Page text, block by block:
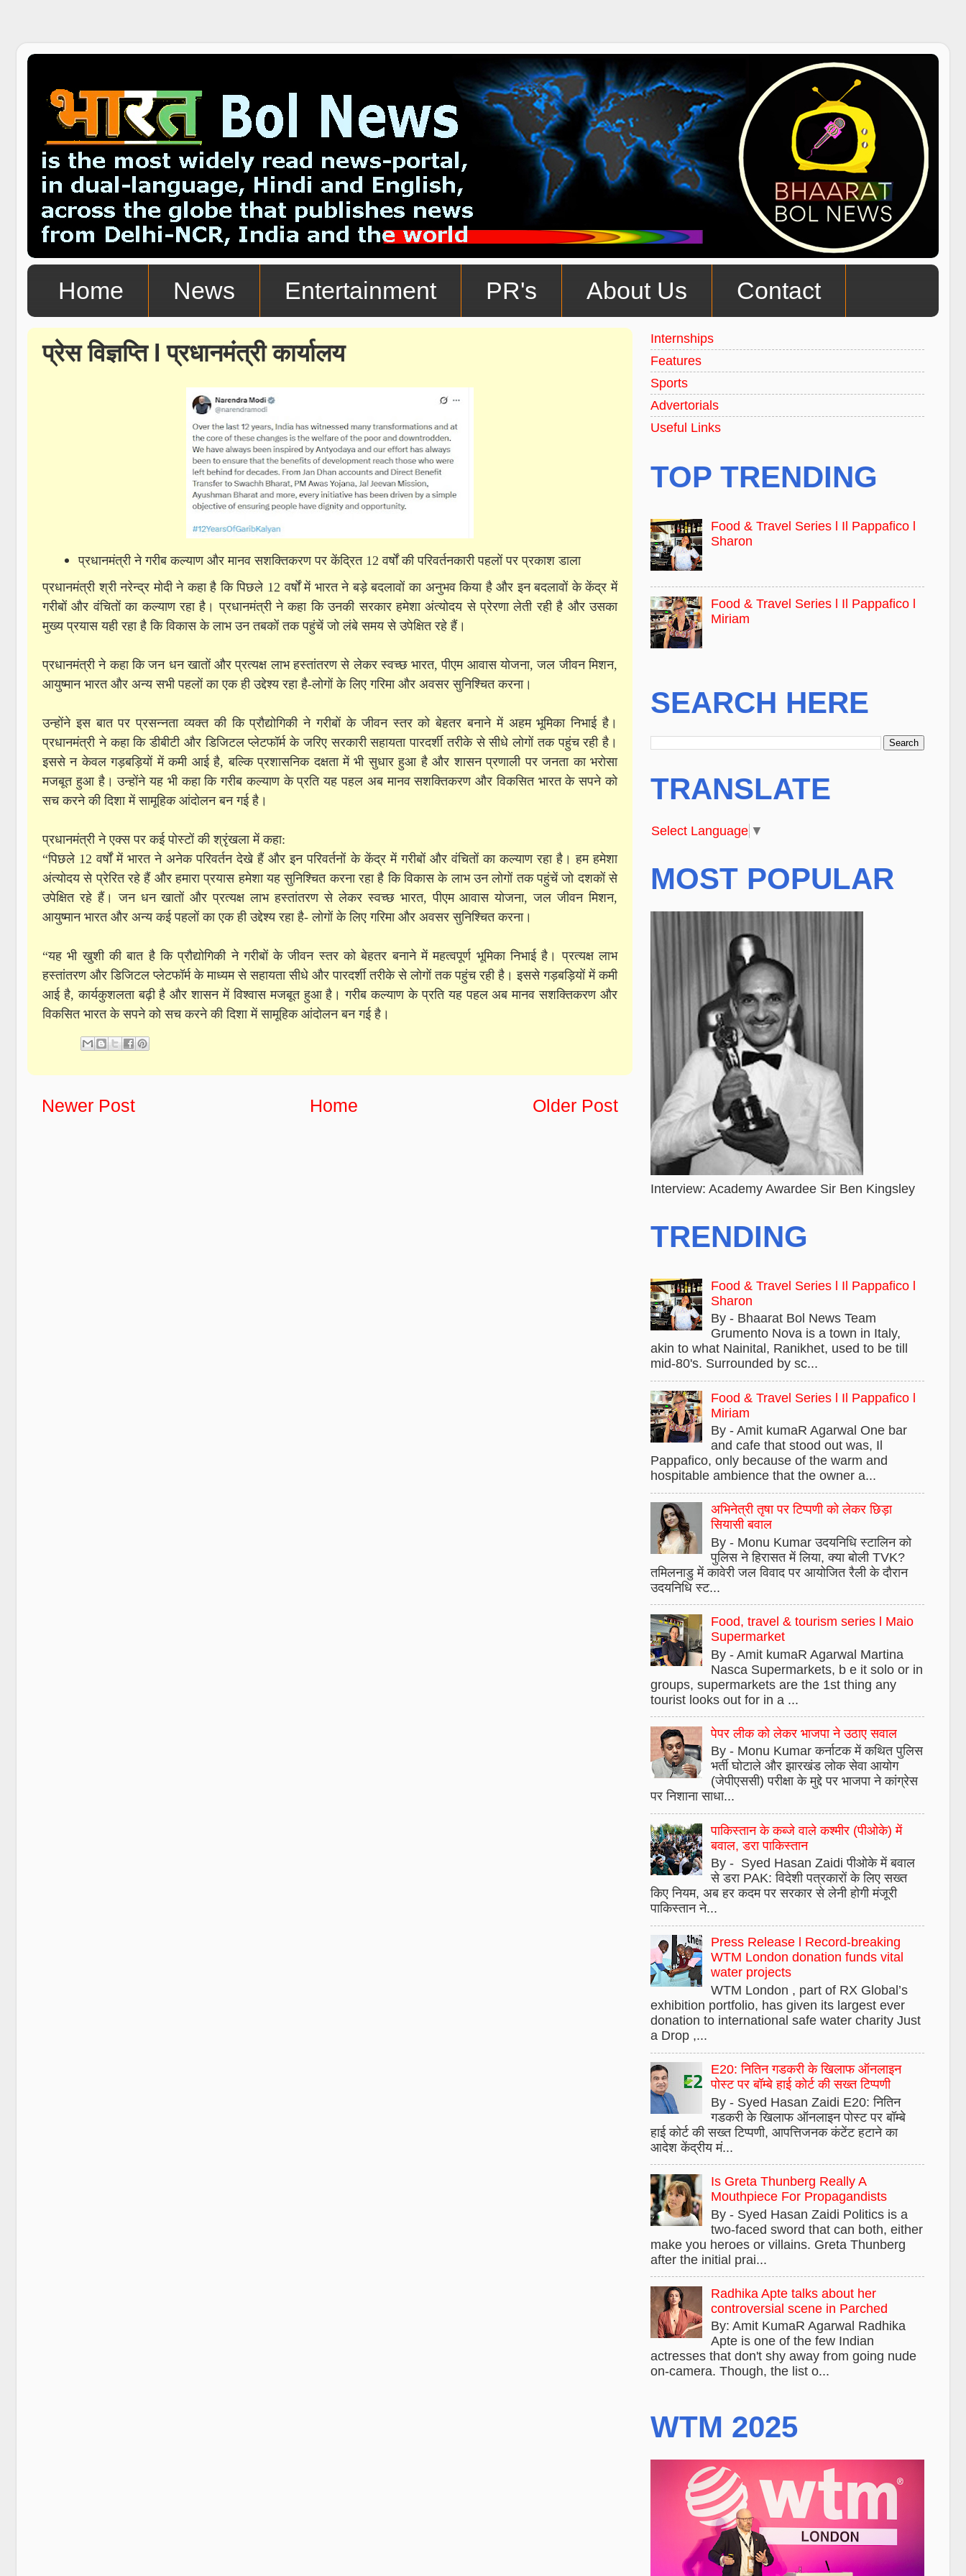
Home News Entertainment PR's About Us Contact
प्रेस विज्ञप्ति l प्रधानमंत्री कार्यालय
प्रधानमंत्री ने गरीब कल्याण और मानव सशक्तिकरण पर केंद्रित 12 वर्षों की परिवर्तनकारी पहलों पर प्रकाश डाला
प्रधानमंत्री श्री नरेन्द्र मोदी ने कहा है कि पिछले 12 वर्षों में भारत ने बड़े बदलावों का अनुभव किया है और इन बदलावों के केंद्र में
गरीबों और वंचितों का कल्याण रहा है। प्रधानमंत्री ने कहा कि उनकी सरकार हमेशा अंत्योदय से प्रेरणा लेती रही है और उसका
मुख्य प्रयास यही रहा है कि विकास के लाभ उन तबकों तक पहुंचें जो लंबे समय से उपेक्षित रहे हैं।
प्रधानमंत्री ने कहा कि जन धन खातों और प्रत्यक्ष लाभ हस्तांतरण से लेकर स्वच्छ भारत, पीएम आवास योजना, जल जीवन मिशन,
आयुष्मान भारत और अन्य सभी पहलों का एक ही उद्देश्य रहा है-लोगों के लिए गरिमा और अवसर सुनिश्चित करना।
उन्होंने इस बात पर प्रसन्नता व्यक्त की कि प्रौद्योगिकी ने गरीबों के जीवन स्तर को बेहतर बनाने में अहम भूमिका निभाई है।
प्रधानमंत्री ने कहा कि डीबीटी और डिजिटल प्लेटफॉर्म के जरिए सरकारी सहायता पारदर्शी तरीके से सीधे लोगों तक पहुंच रही है।
इससे न केवल गड़बड़ियों में कमी आई है, बल्कि प्रशासनिक दक्षता में भी सुधार हुआ है और शासन प्रणाली पर जनता का भरोसा
मजबूत हुआ है। उन्होंने यह भी कहा कि गरीब कल्याण के प्रति यह पहल अब मानव सशक्तिकरण और विकसित भारत के सपने को
सच करने की दिशा में सामूहिक आंदोलन बन गई है।
प्रधानमंत्री ने एक्‍स पर कई पोस्टों की श्रृंखला में कहा:
“पिछले 12 वर्षों में भारत ने अनेक परिवर्तन देखे हैं और इन परिवर्तनों के केंद्र में गरीबों और वंचितों का कल्याण रहा है। हम हमेशा
अंत्योदय से प्रेरित रहे हैं और हमारा प्रयास हमेशा यह सुनिश्चित करना रहा है कि विकास के लाभ उन लोगों तक पहुंचें जो दशकों से
उपेक्षित रहे हैं। जन धन खातों और प्रत्यक्ष लाभ हस्तांतरण से लेकर स्वच्छ भारत, पीएम आवास योजना, जल जीवन मिशन,
आयुष्मान भारत और अन्य कई पहलों का एक ही उद्देश्य रहा है- लोगों के लिए गरिमा और अवसर सुनिश्चित करना।
“यह भी खुशी की बात है कि प्रौद्योगिकी ने गरीबों के जीवन स्तर को बेहतर बनाने में महत्वपूर्ण भूमिका निभाई है। प्रत्यक्ष लाभ
हस्तांतरण और डिजिटल प्लेटफॉर्म के माध्यम से सहायता सीधे और पारदर्शी तरीके से लोगों तक पहुंच रही है। इससे गड़बड़ियों में कमी
आई है, कार्यकुशलता बढ़ी है और शासन में विश्वास मजबूत हुआ है। गरीब कल्याण के प्रति यह पहल अब मानव सशक्तिकरण और
विकसित भारत के सपने को सच करने की दिशा में सामूहिक आंदोलन बन गई है।
Newer Post Older Post
Home
Internships
Features
Sports
Advertorials
Useful Links
TOP TRENDING
Food & Travel Series l Il Pappafico l
Sharon
Food & Travel Series l Il Pappafico l
Miriam
SEARCH HERE
TRANSLATE
Select Language ▼
MOST POPULAR
Interview: Academy Awardee Sir Ben Kingsley
TRENDING
Food & Travel Series l Il Pappafico l
Sharon
By - Bhaarat Bol News Team
Grumento Nova is a town in Italy,
akin to what Nainital, Ranikhet, used to be till
mid-80's. Surrounded by sc...
Food & Travel Series l Il Pappafico l
Miriam
By - Amit kumaR Agarwal One bar
and cafe that stood out was, Il
Pappafico, only because of the warm and
hospitable ambience that the owner a...
अभिनेत्री तृषा पर टिप्पणी को लेकर छिड़ा
सियासी बवाल
By - Monu Kumar उदयनिधि स्टालिन को
पुलिस ने हिरासत में लिया, क्या बोली TVK?
तमिलनाडु में कावेरी जल विवाद पर आयोजित रैली के दौरान
उदयनिधि स्ट...
Food, travel & tourism series l Maio
Supermarket
By - Amit kumaR Agarwal Martina
Nasca Supermarkets, b e it solo or in
groups, supermarkets are the 1st thing any
tourist looks out for in a ...
पेपर लीक को लेकर भाजपा ने उठाए सवाल
By - Monu Kumar कर्नाटक में कथित पुलिस
भर्ती घोटाले और झारखंड लोक सेवा आयोग
(जेपीएससी) परीक्षा के मुद्दे पर भाजपा ने कांग्रेस
पर निशाना साधा...
पाकिस्तान के कब्जे वाले कश्मीर (पीओके) में
बवाल, डरा पाकिस्तान
By - Syed Hasan Zaidi पीओके में बवाल
से डरा PAK: विदेशी पत्रकारों के लिए सख्त
किए नियम, अब हर कदम पर सरकार से लेनी होगी मंजूरी
पाकिस्तान ने...
Press Release l Record-breaking
WTM London donation funds vital
water projects
WTM London , part of RX Global’s
exhibition portfolio, has given its largest ever
donation to international safe water charity Just
a Drop ,...
E20: नितिन गडकरी के खिलाफ ऑनलाइन
पोस्ट पर बॉम्बे हाई कोर्ट की सख्त टिप्पणी
By - Syed Hasan Zaidi E20: नितिन
गडकरी के खिलाफ ऑनलाइन पोस्ट पर बॉम्बे
हाई कोर्ट की सख्त टिप्पणी, आपत्तिजनक कंटेंट हटाने का
आदेश केंद्रीय मं...
Is Greta Thunberg Really A
Mouthpiece For Propagandists
By - Syed Hasan Zaidi Politics is a
two-faced sword that can both, either
make you heroes or villains. Greta Thunberg
after the initial prai...
Radhika Apte talks about her
controversial scene in Parched
By: Amit KumaR Agarwal Radhika
Apte is one of the few Indian
actresses that don't shy away from going nude
on-camera. Though, the list o...
WTM 2025